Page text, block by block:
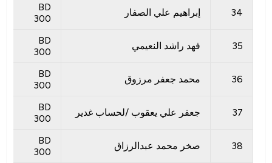
34 إبراهيم علي الصفار
BD
300
35 فهد راشد النعيمي
BD
300
36 محمد جعفر مرزوق
BD
300
37 جعفر علي يعقوب /لحساب غدير
BD
300
38 صخر محمد عبدالرزاق
BD
300